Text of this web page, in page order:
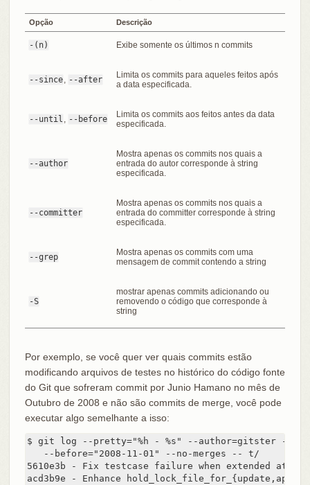
Opção Descrição
-(n) Exibe somente os últimos n commits
--since --after
Limita os commits para aqueles feitos após
a data especificada.
--until --before
Limita os commits aos feitos antes da data
especificada.
--author
Mostra apenas os commits nos quais a
entrada do autor corresponde à string
especificada.
--committer
Mostra apenas os commits nos quais a
entrada do committer corresponde à string
especificada.
--grep
Mostra apenas os commits com uma
mensagem de commit contendo a string
-S
mostrar apenas commits adicionando ou
removendo o código que corresponde à
string
Por exemplo, se você quer ver quais commits estão
modificando arquivos de testes no histórico do código fonte
do Git que sofreram commit por Junio Hamano no mês de
Outubro de 2008 e não são commits de merge, você pode
executar algo semelhante a isso:
$ git log --pretty="%h - %s" --author=gitster --
   --before="2008-11-01" --no-merges -- t/
5610e3b - Fix testcase failure when extended
acd3b9e - Enhance